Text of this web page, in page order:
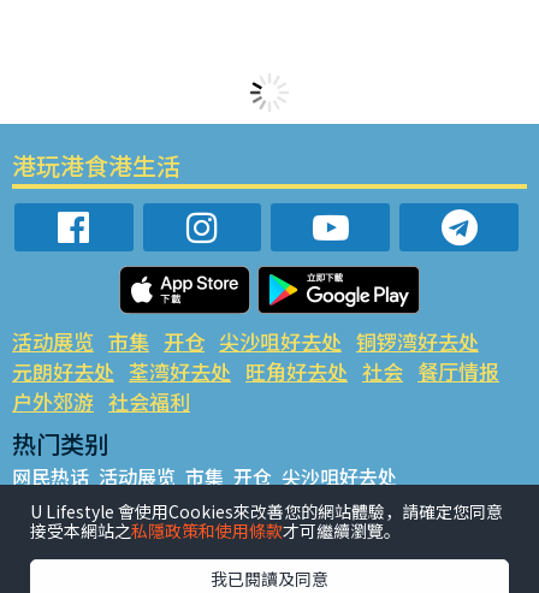
港玩港食港生活
活动展览 市集 开仓 尖沙咀好去处 铜锣湾好去处
元朗好去处 荃湾好去处 旺角好去处 社会 餐厅情报
户外郊游 社会福利
热门类别
网民热话 活动展览 市集 开仓 尖沙咀好去处
铜锣湾好去处 元朗好去处 荃湾好去处 旺角好去处 社会
餐厅情报 户外郊游
热门标签
U Lifestyle 會使用Cookies來改善您的網站體驗，請確定您同意
接受本網站之私隱政策和使用條款才可繼續瀏覽。
我已閱讀及同意